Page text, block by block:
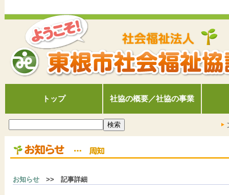
トップ 社協の概要／社協の事業
お知らせ >> 記事詳細